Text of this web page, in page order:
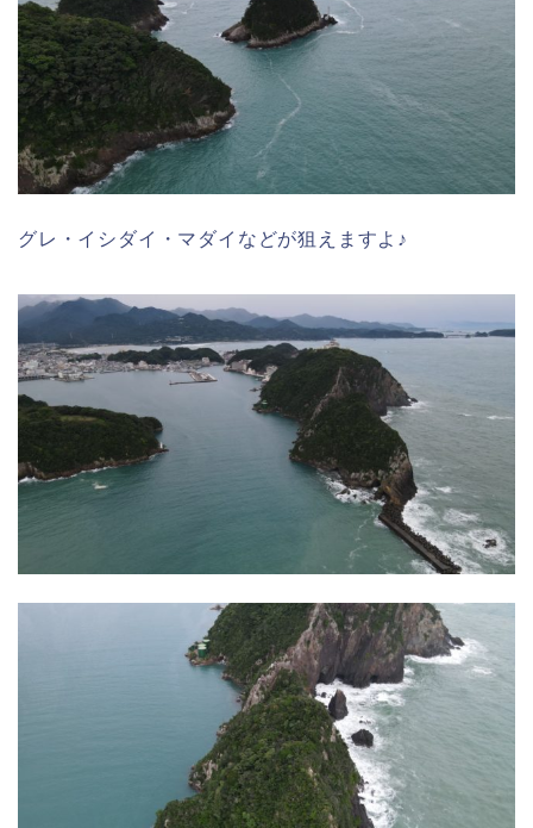
グレ・イシダイ・マダイなどが狙えますよ♪